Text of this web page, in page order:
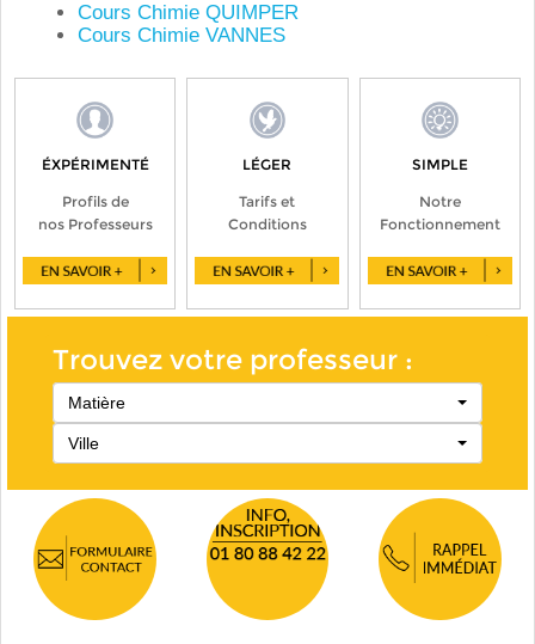
Cours Chimie QUIMPER
Cours Chimie VANNES
ÉXPÉRIMENTÉ
Profils de
nos Professeurs
LÉGER
Tarifs et
Conditions
SIMPLE
Notre
Fonctionnement
Trouvez votre professeur :
Matière
Ville